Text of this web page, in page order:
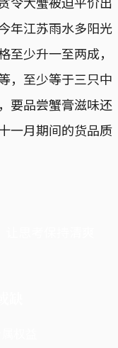
年江苏雨水多阳光
少升一至两成，
，至少等于三只中
要品尝蟹膏滋味还
一月期间的货品质